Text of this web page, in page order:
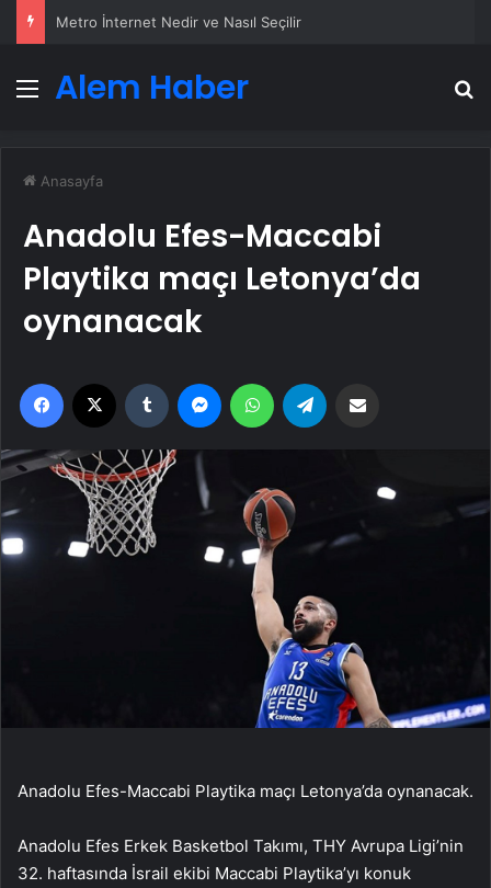
MenüAlem Haber
Anasayfa
Anadolu Efes-Maccabi
Playtika maçı Letonya’da
oynanacak
Facebook Tumblr MessengerWhatsApp
Anadolu Efes-Maccabi Playtika maçı Letonya’da oynanacak.
Anadolu Efes Erkek Basketbol Takımı, THY Avrupa Ligi’nin
32. haftasında İsrail ekibi Maccabi Playtika’yı konuk